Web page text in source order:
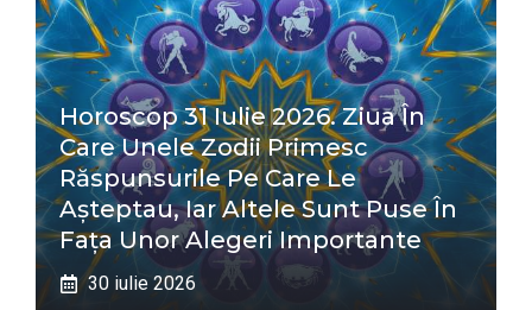
Horoscop 31 Iulie 2026. Ziua În
Care Unele Zodii Primesc
Răspunsurile Pe Care Le
Așteptau, Iar Altele Sunt Puse În
Fața Unor Alegeri Importante
30 iulie 2026